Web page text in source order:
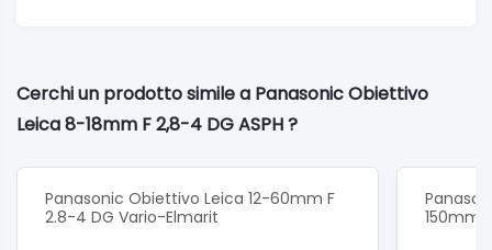
Lunghezza totaleCirca 88 mm (dall'estremità
dell'obiettivo alla base di montaggio)
copriobiettivo posteriore e paraluce)
Accessori standardCopriobiettivo, copriobiettivo
posteriore, paraluce, custodia per obiettivo
Cerchi un prodotto simile a Panasonic Obiettivo
Leica 8-18mm F 2,8-4 DG ASPH ?
Panasonic Obiettivo Leica 12-60mm F
2.8-4 DG Vario-Elmarit
150mm